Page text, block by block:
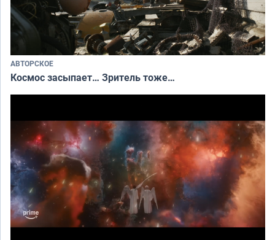
АВТОРСКОЕ
Космос засыпает… Зритель тоже…